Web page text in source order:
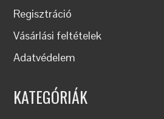
Regisztráció
Vásárlási feltételek
Adatvédelem
KATEGÓRIÁK